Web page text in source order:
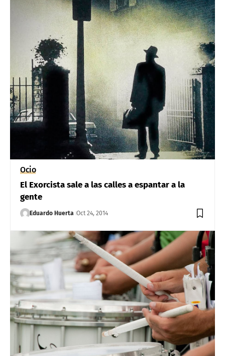
Ocio
El Exorcista sale a las calles a espantar a la
gente
Eduardo Huerta Oct 24, 2014